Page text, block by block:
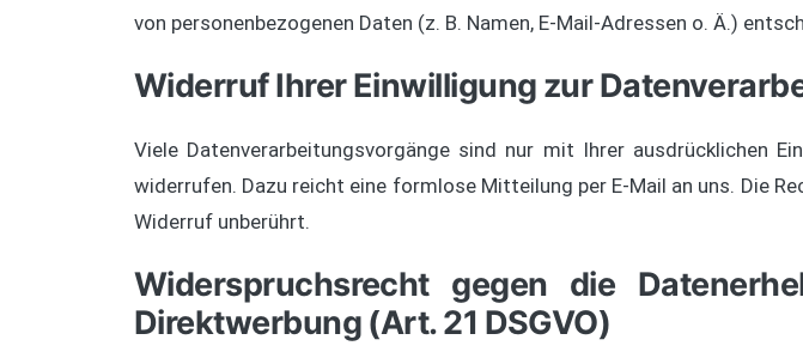
von personenbezogenen Daten (z. B. Namen, E-Mail-Adressen o. Ä.)
Widerruf Ihrer Einwilligung zur
Viele Datenverarbeitungsvorgänge sind nur mit Ihrer ausdrücklichen
widerrufen. Dazu reicht eine formlose Mitteilung per E-Mail an uns. Die
Widerruf unberührt.
Widerspruchsrecht gegen die
Direktwerbung (Art. 21 DSGVO)